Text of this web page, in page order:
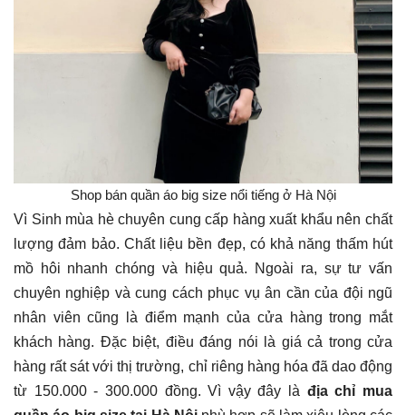
Shop bán quần áo big size nổi tiếng ở Hà Nội
Vì Sinh mùa hè chuyên cung cấp hàng xuất khẩu nên chất
lượng đảm bảo. Chất liệu bền đẹp, có khả năng thấm hút
mồ hôi nhanh chóng và hiệu quả. Ngoài ra, sự tư vấn
chuyên nghiệp và cung cách phục vụ ân cần của đội ngũ
nhân viên cũng là điểm mạnh của cửa hàng trong mắt
khách hàng. Đặc biệt, điều đáng nói là giá cả trong cửa
hàng rất sát với thị trường, chỉ riêng hàng hóa đã dao động
từ 150.000 - 300.000 đồng. Vì vậy đây là địa chỉ mua